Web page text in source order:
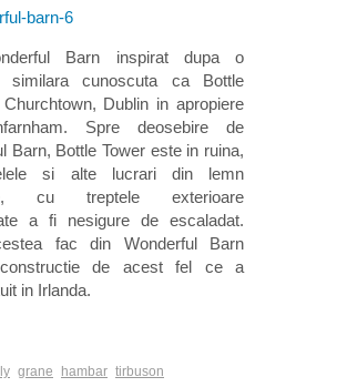
Barn inspirat dupa o
similara cunoscuta ca Bottle
Dublin in apropiere
Spre deosebire de
Barn, Bottle Tower este in ruina,
si alte lucrari din lemn
cu treptele exterioare
a fi nesigure de escaladat.
fac din Wonderful Barn
de acest fel ce a
in Irlanda.
grane hambar tirbuson